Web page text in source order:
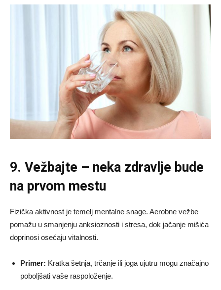
9. Vežbajte – neka zdravlje bude
na prvom mestu
Fizička aktivnost je temelj mentalne snage. Aerobne vežbe
pomažu u smanjenju anksioznosti i stresa, dok jačanje mišića
doprinosi osećaju vitalnosti.
Primer: Kratka šetnja, trčanje ili joga ujutru mogu značajno
poboljšati vaše raspoloženje.